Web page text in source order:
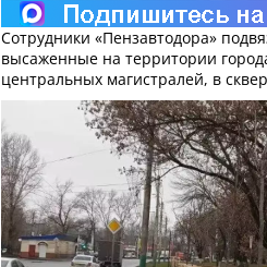
Сотрудники «Пензавтодора»
высаженные на территории
центральных магистралей, в